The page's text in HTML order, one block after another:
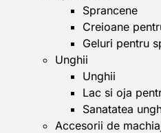
Sprancene
Creioane
Geluri pentru
Unghii
Unghii
Lac si oja
Sanatatea
Accesorii de